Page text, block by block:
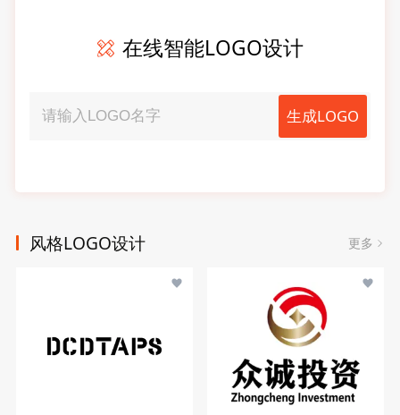
在线智能LOGO设计
生成LOGO
风格LOGO设计 更多